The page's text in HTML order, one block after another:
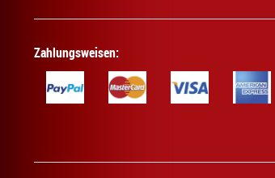
Zahlungsweisen: